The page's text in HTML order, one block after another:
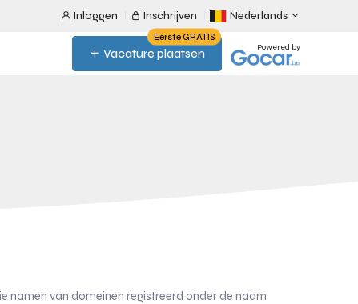
Inloggen Inschrijven Nederlands
Vacature plaatsen
Eerste GRATIS
Powered by
namen van domeinen registreerd onder de naam